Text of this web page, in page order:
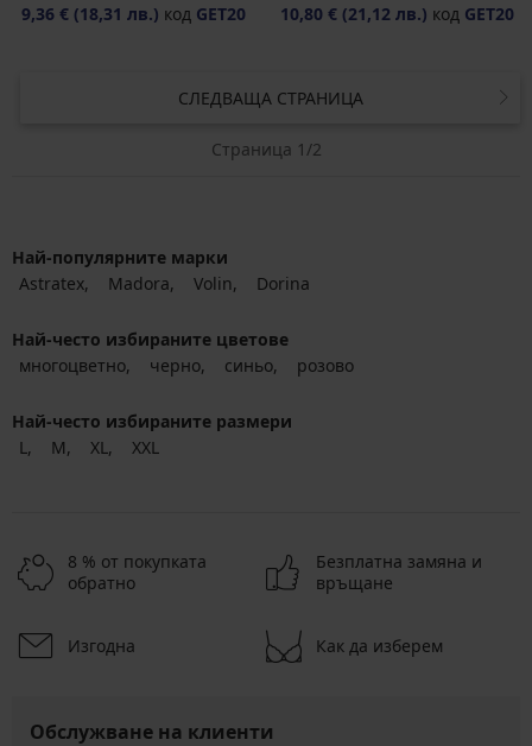
9,36 € (18,31 лв.) код GET20 10,80 € (21,12 лв.) код GET20
СЛЕДВАЩА СТРАНИЦА
Страница 1/2
Най-популярните марки
Astratex
Madora Volin Dorina
Най-често избираните цветове
многоцветно
черно синьо розово
Най-често избираните размери
L
M XL XXL
8 % от покупката
обратно
Безплатна замяна и
връщане
Изгодна Как да изберем
Обслужване на клиенти